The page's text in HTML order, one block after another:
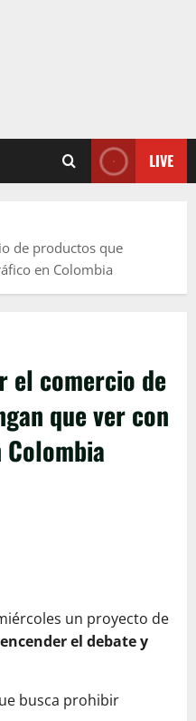
LIVE
de productos que
en Colombia
el comercio de
que ver con
un proyecto de
el debate y
busca prohibir